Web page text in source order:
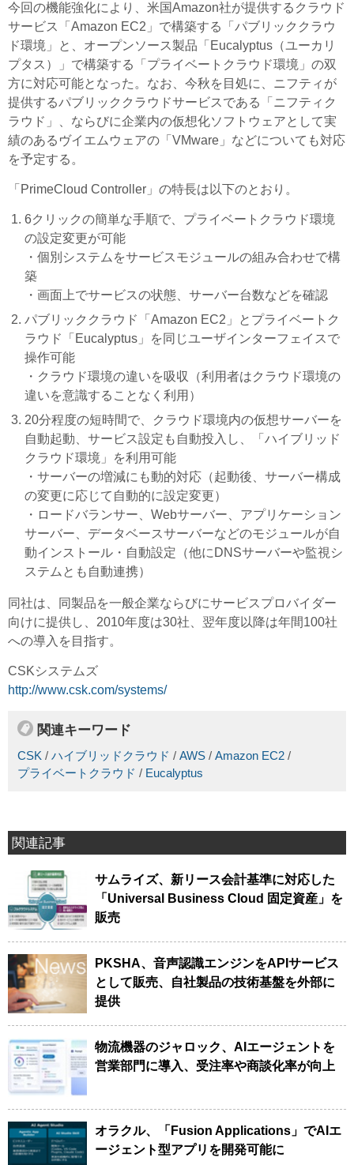
今回の機能強化により、米国Amazon社が提供するクラウド
サービス「Amazon EC2」で構築する「パブリッククラウ
ド環境」と、オープンソース製品「Eucalyptus（ユーカリ
プタス）」で構築する「プライベートクラウド環境」の双
方に対応可能となった。なお、今秋を目処に、ニフティが
提供するパブリッククラウドサービスである「ニフティク
ラウド」、ならびに企業内の仮想化ソフトウェアとして実
績のあるヴイエムウェアの「VMware」などについても対応
を予定する。
「PrimeCloud Controller」の特長は以下のとおり。
6クリックの簡単な手順で、プライベートクラウド環境
の設定変更が可能
・個別システムをサービスモジュールの組み合わせで構
築
・画面上でサービスの状態、サーバー台数などを確認
パブリッククラウド「Amazon EC2」とプライベートク
ラウド「Eucalyptus」を同じユーザインターフェイスで
操作可能
・クラウド環境の違いを吸収（利用者はクラウド環境の
違いを意識することなく利用）
20分程度の短時間で、クラウド環境内の仮想サーバーを
自動起動、サービス設定も自動投入し、「ハイブリッド
クラウド環境」を利用可能
・サーバーの増減にも動的対応（起動後、サーバー構成
の変更に応じて自動的に設定変更）
・ロードバランサー、Webサーバー、アプリケーション
サーバー、データベースサーバーなどのモジュールが自
動インストール・自動設定（他にDNSサーバーや監視シ
ステムとも自動連携）
同社は、同製品を一般企業ならびにサービスプロバイダー
向けに提供し、2010年度は30社、翌年度以降は年間100社
への導入を目指す。
CSKシステムズ
http://www.csk.com/systems/
関連キーワード
CSK / ハイブリッドクラウド / AWS / Amazon EC2 /
プライベートクラウド / Eucalyptus
関連記事
サムライズ、新リース会計基準に対応した
「Universal Business Cloud 固定資産」を
販売
PKSHA、音声認識エンジンをAPIサービス
として販売、自社製品の技術基盤を外部に
提供
物流機器のジャロック、AIエージェントを
営業部門に導入、受注率や商談化率が向上
オラクル、「Fusion Applications」でAIエ
ージェント型アプリを開発可能に